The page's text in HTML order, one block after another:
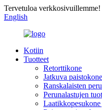
Tervetuloa verkkosivuillemme!
English
Kotiin
Tuotteet
Retorttikone
Jatkuva paistokone
Ranskalaisten
Perunalastujen